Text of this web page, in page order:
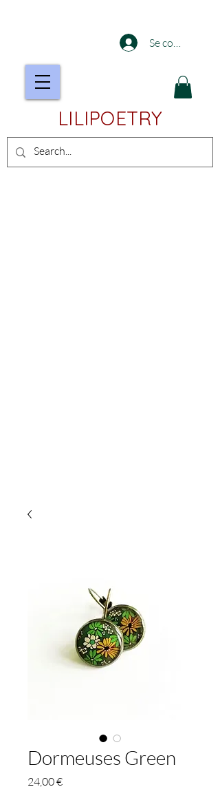
Se connecter
LILIPOETRY
Dormeuses Green
24,00 €Prix